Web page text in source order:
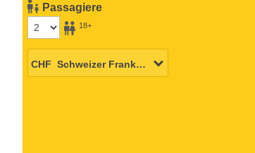
Passagiere
18+